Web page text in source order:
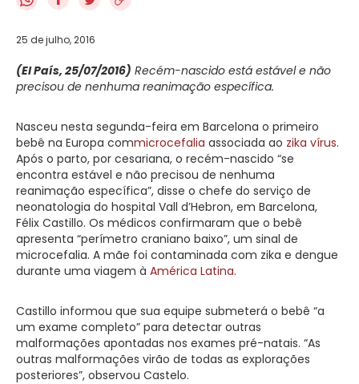
25 de julho, 2016
(El País, 25/07/2016) Recém-nascido está estável e não
precisou de nenhuma reanimação específica.
Nasceu nesta segunda-feira em Barcelona o primeiro
bebê na Europa commicrocefalia associada ao zika vírus.
Após o parto, por cesariana, o recém-nascido “se
encontra estável e não precisou de nenhuma
reanimação específica”, disse o chefe do serviço de
neonatologia do hospital Vall d’Hebron, em Barcelona,
Félix Castillo. Os médicos confirmaram que o bebê
apresenta “perímetro craniano baixo”, um sinal de
microcefalia. A mãe foi contaminada com zika e dengue
durante uma viagem à América Latina.
Castillo informou que sua equipe submeterá o bebê “a
um exame completo” para detectar outras
malformações apontadas nos exames pré-natais. “As
outras malformações virão de todas as explorações
posteriores”, observou Castelo.